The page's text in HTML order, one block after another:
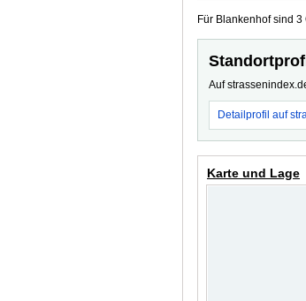
Für Blankenhof sind
Auf
Detailprofil auf
Karte und Lage